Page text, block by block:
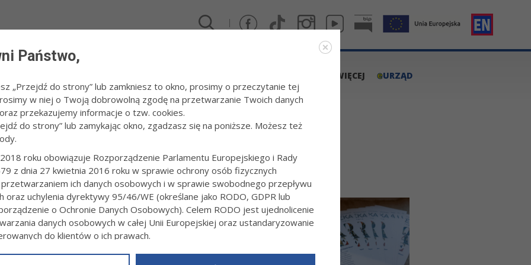
WIĘCEJ eURZĄD
/ Wernisaż wystawy „Collage-Remix”
WYSTAWY „COLLAGE-REMIX”
fot. Tomasz Schenk
Państwo,
„Przejdź do strony” lub zamkniesz to okno, prosimy o przeczytanie tej
w niej o Twoją dobrowolną zgodę na przetwarzanie Twoich danych
przekazujemy informacje o tzw. cookies.
do strony” lub zamykając okno, zgadzasz się na poniższe. Możesz też
roku obowiązuje Rozporządzenie Parlamentu Europejskiego i Rady
z dnia 27 kwietnia 2016 roku w sprawie ochrony osób fizycznych
ich danych osobowych i w sprawie swobodnego przepływu
oraz uchylenia dyrektywy 95/46/WE (określane jako RODO, GDPR lub
o Ochronie Danych Osobowych). Celem RODO jest ujednolicenie
danych osobowych w całej Unii Europejskiej oraz ustandaryzowanie
do klientów o ich prawach.
powyższym, w zakładceRODOna stroniehttps://www.tarnow.pl/Wiecej-